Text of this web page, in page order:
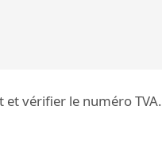
et vérifier le numéro TVA.